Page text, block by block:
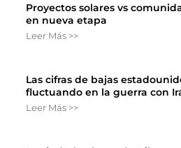
Proyectos solares vs
en nueva etapa
Leer Más >>
Las cifras de bajas
fluctuando en la guerra con
Leer Más >>